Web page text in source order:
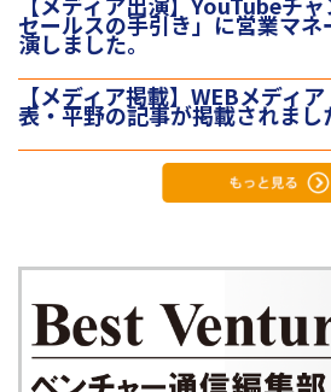
セールスの手引き」に営業マ
演しました。
【メディア掲載】WEBメディ
表・平野の記事が掲載されまし